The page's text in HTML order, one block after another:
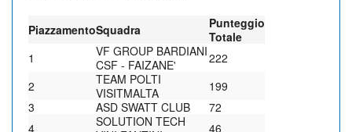
PiazzamentoSquadra
Punteggio
Totale
1
VF GROUP BARDIANI
CSF - FAIZANE'
222
2
TEAM POLTI
VISITMALTA
199
3
ASD SWATT CLUB
72
4
SOLUTION TECH
46